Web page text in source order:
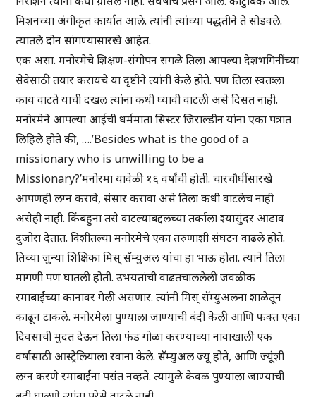
मिशनच्या अंगीकृत कार्यात आले. त्यांनी त्यांच्या पद्धतीने ते सोडवले.
त्यातले दोन सांगण्यासारखे आहेत.
एक असा. मनोरमेचे शिक्षण-संगोपन सगळे तिला आपल्या देशभगिनींच्या
सेवेसाठी तयार करायचे या दृष्टीने त्यांनी केले होते. पण तिला स्वतःला
काय वाटते याची दखल त्यांना कधी घ्यावी वाटली असे दिसत नाही.
मनोरमेने आपल्या आईची धर्ममाता सिस्टर जिराल्डीन यांना एका पत्रात
लिहिले होते की, ….’Besides what is the good of a
missionary who is unwilling to be a
Missionary?’मनोरमा यावेळी १६ वर्षांची होती. चारचौघींसारखे
आपणही लग्न करावे, संसार करावा असे तिला कधी वाटलेच नाही
असेही नाही. किंबहुना तसे वाटल्याबद्दलच्या तर्काला श्यासुंदर आढाव
दुजोरा देतात. विशीतल्या मनोरमेचे एका तरुणाशी संघटन वाढले होते.
तिच्या जुन्या शिक्षिका मिस् सॅम्युअल यांचा हा भाऊ होता. त्याने तिला
मागणी पण घातली होती. उभयतांची वाढतचाललेली जवळीक
रमाबाईंच्या कानावर गेली असणार. त्यांनी मिस् सॅम्युअलना शाळेतून
काढून टाकले. मनोरमेला पुण्याला जाण्याची बंदी केली आणि फक्त एका
दिवसाची मुदत देऊन तिला फंड गोळा करण्याच्या नावाखाली एक
वर्षासाठी आस्ट्रेलियाला रवाना केले. सॅम्युअल ज्यू होते, आणि ज्यूंशी
लग्न करणे रमाबाईंना पसंत नव्हते. त्यामुळे केवळ पुण्याला जाण्याची